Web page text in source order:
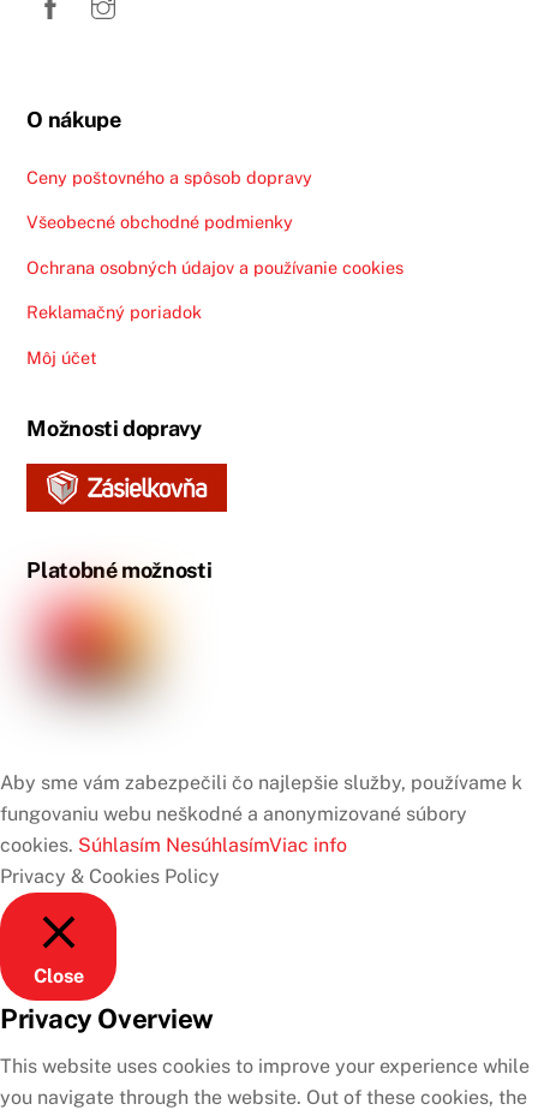
O nákupe
Ceny poštovného a spôsob dopravy
Všeobecné obchodné podmienky
Ochrana osobných údajov a používanie cookies
Reklamačný poriadok
Môj účet
Možnosti dopravy
Platobné možnosti
Aby sme vám zabezpečili čo najlepšie služby, používame k
fungovaniu webu neškodné a anonymizované súbory
cookies. Súhlasím NesúhlasímViac info
Privacy & Cookies Policy
Close
Privacy Overview
This website uses cookies to improve your experience while
you navigate through the website. Out of these cookies, the